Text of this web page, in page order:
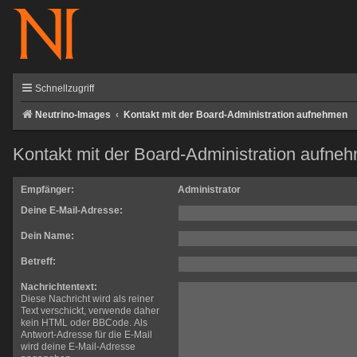
Schnellzugriff
Neutrino-Images Kontakt mit der Board-Administration aufnehmen
Kontakt mit der Board-Administration
Empfänger:
Administrator
Deine E-Mail-Adresse:
Dein Name:
Betreff:
Nachrichtentext:
Diese Nachricht wird als reiner
Text verschickt, verwende daher
kein HTML oder BBCode. Als
Antwort-Adresse für die E-Mail
wird deine E-Mail-Adresse